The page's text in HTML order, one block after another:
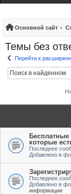
Основной сайт
Темы без
Перейти к
которые
Последнее
Добавлено в
Последнее
Добавлено в
информации